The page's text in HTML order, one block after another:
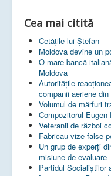
Cea mai citită
Cetățile lui Ștefan
Moldova devine un
O mare bancă
Moldova
Autoritățile
companii aeriene
Volumul de mărfuri
Compozitorul
Veteranii de război
Fabricau vize false
Un grup de experţi
misiune de evaluare
Partidul Socialiștilor